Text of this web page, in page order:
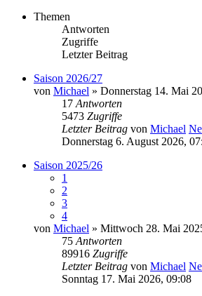
Themen
Antworten
Zugriffe
Letzter Beitrag
Saison 2026/27
von Michael » Donnerstag 14. Mai
17 Antworten
5473 Zugriffe
Letzter Beitrag von Michael
Donnerstag 6. August 2026,
Saison 2025/26
1
2
3
4
von Michael » Mittwoch 28. Mai
75 Antworten
89916 Zugriffe
Letzter Beitrag von Michael
Sonntag 17. Mai 2026, 09:08